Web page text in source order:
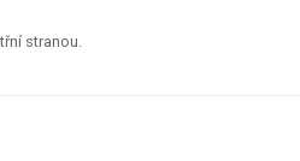
stranou.